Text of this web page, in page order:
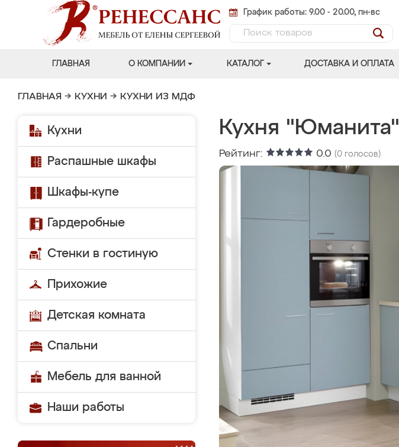
График работы: 9.00 - 20.00, пн-вс
ГЛАВНАЯ О КОМПАНИИ КАТАЛОГ ДОСТАВКА И ОПЛАТА
ГЛАВНАЯ → КУХНИ → КУХНИ ИЗ МДФ
Кухни
Распашные шкафы
Шкафы-купе
Гардеробные
Стенки в гостиную
Прихожие
Детская комната
Спальни
Мебель для ванной
Наши работы
Кухня "Юманита"
Рейтинг: 0.0 (0 голосов)